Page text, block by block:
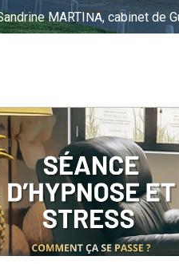
MARTINA, cabinet de